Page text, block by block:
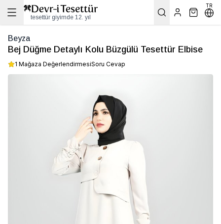
tesettür giyimde 12. yıl
TR
Beyza
Bej Düğme Detaylı Kolu Büzgülü Tesettür Elbise
1 Mağaza DeğerlendirmesiSoru Cevap